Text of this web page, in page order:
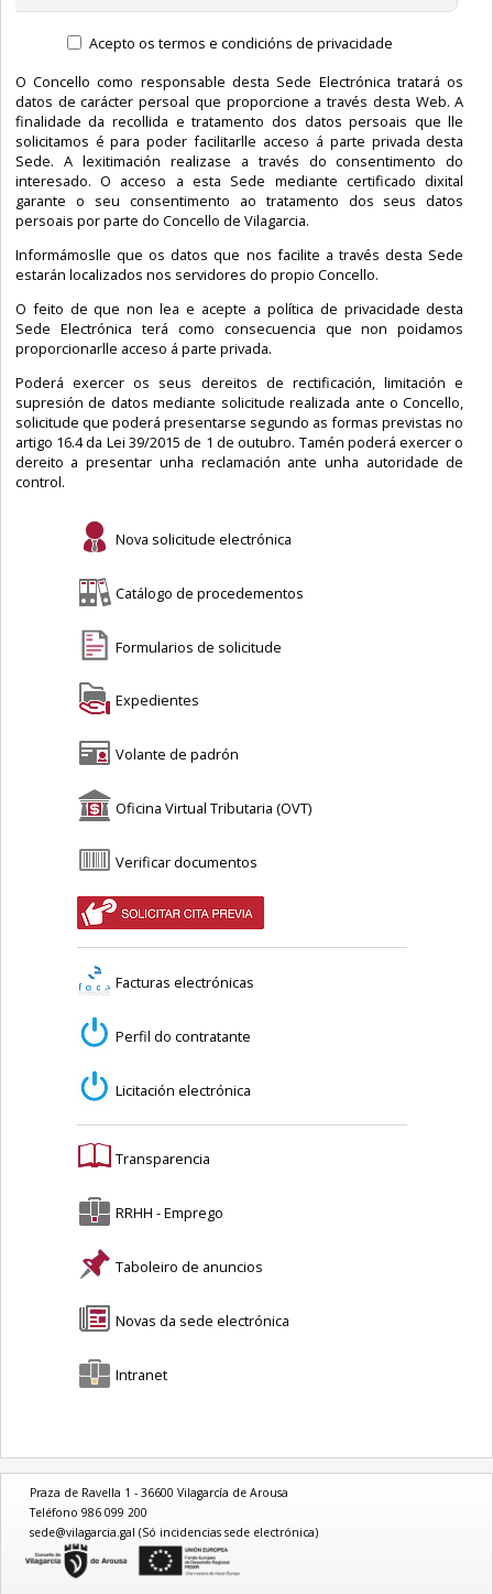
Acepto os termos e condicións de privacidade
O Concello como responsable desta Sede Electrónica tratará os
datos de carácter persoal que proporcione a través desta Web. A
finalidade da recollida e tratamento dos datos persoais que lle
solicitamos é para poder facilitarlle acceso á parte privada desta
Sede. A lexitimación realizase a través do consentimento do
interesado. O acceso a esta Sede mediante certificado dixital
garante o seu consentimento ao tratamento dos seus datos
persoais por parte do Concello de Vilagarcia.
Informámoslle que os datos que nos facilite a través desta Sede
estarán localizados nos servidores do propio Concello.
O feito de que non lea e acepte a política de privacidade desta
Sede Electrónica terá como consecuencia que non poidamos
proporcionarlle acceso á parte privada.
Poderá exercer os seus dereitos de rectificación, limitación e
supresión de datos mediante solicitude realizada ante o Concello,
solicitude que poderá presentarse segundo as formas previstas no
artigo 16.4 da Lei 39/2015 de 1 de outubro. Tamén poderá exercer o
dereito a presentar unha reclamación ante unha autoridade de
control.
Nova solicitude electrónica
Catálogo de procedementos
Formularios de solicitude
Expedientes
Volante de padrón
Oficina Virtual Tributaria (OVT)
Verificar documentos
Facturas electrónicas
Perfil do contratante
Licitación electrónica
Transparencia
RRHH - Emprego
Taboleiro de anuncios
Novas da sede electrónica
Intranet
Praza de Ravella 1 - 36600 Vilagarcía de Arousa
Teléfono 986 099 200
sede@vilagarcia.gal (Só incidencias sede electrónica)